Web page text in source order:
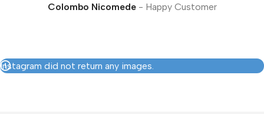
Colombo Nicomede Happy Customer
Instagram did not return any images.